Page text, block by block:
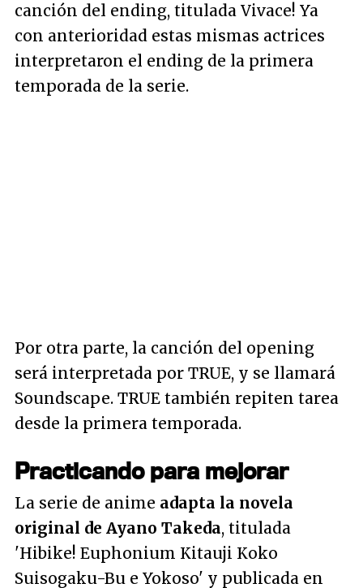
canción del ending, titulada Vivace! Ya
con anterioridad estas mismas actrices
interpretaron el ending de la primera
temporada de la serie.
Por otra parte, la canción del opening
será interpretada por TRUE, y se llamará
Soundscape. TRUE también repiten tarea
desde la primera temporada.
Practicando para mejorar
La serie de anime adapta la novela
original de Ayano Takeda, titulada
'Hibike! Euphonium Kitauji Koko
Suisogaku-Bu e Yokoso' y publicada en